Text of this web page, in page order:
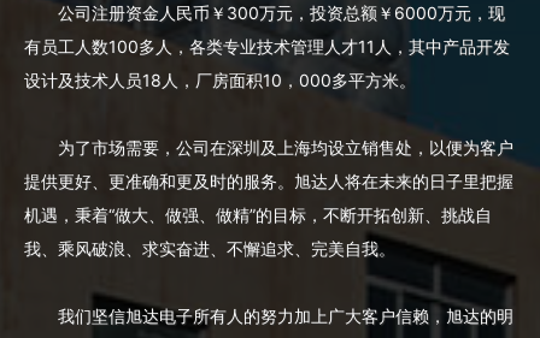
公司注册资金人民币￥300万元，投资总额￥6000万元，现
有员工人数100多人，各类专业技术管理人才11人，其中产品开发
设计及技术人员18人，厂房面积10，000多平方米。
为了市场需要，公司在深圳及上海均设立销售处，以便为客户
提供更好、更准确和更及时的服务。旭达人将在未来的日子里把握
机遇，秉着“做大、做强、做精”的目标，不断开拓创新、挑战自
我、乘风破浪、求实奋进、不懈追求、完美自我。
我们坚信旭达电子所有人的努力加上广大客户信赖，旭达的明